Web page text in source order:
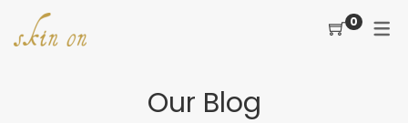
0
Our Blog